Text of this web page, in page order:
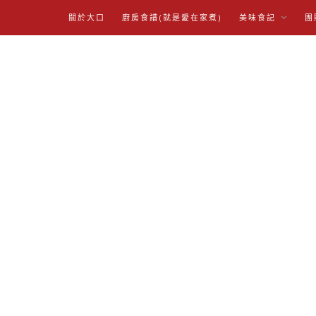
關於大口 廚房食譜(就是愛在家煮) 美味食記